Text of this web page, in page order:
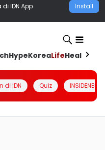
IDN App Install
HypeKoreaLifeHealth
di IDN Quiz INSIDENESIA